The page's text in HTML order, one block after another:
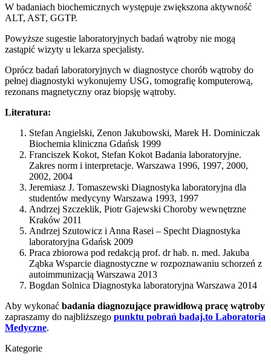
W badaniach biochemicznych występuje zwiększona aktywność
ALT, AST, GGTP.
Powyższe sugestie laboratoryjnych badań wątroby nie mogą
zastąpić wizyty u lekarza specjalisty.
Oprócz badań laboratoryjnych w diagnostyce chorób wątroby do
pełnej diagnostyki wykonujemy USG, tomografię komputerową,
rezonans magnetyczny oraz biopsję wątroby.
Literatura:
Stefan Angielski, Zenon Jakubowski, Marek H. Dominiczak
Biochemia kliniczna Gdańsk 1999
Franciszek Kokot, Stefan Kokot Badania laboratoryjne.
Zakres norm i interpretacje. Warszawa 1996, 1997, 2000,
2002, 2004
Jeremiasz J. Tomaszewski Diagnostyka laboratoryjna dla
studentów medycyny Warszawa 1993, 1997
Andrzej Szczeklik, Piotr Gajewski Choroby wewnętrzne
Kraków 2011
Andrzej Szutowicz i Anna Rasei – Specht Diagnostyka
laboratoryjna Gdańsk 2009
Praca zbiorowa pod redakcją prof. dr hab. n. med. Jakuba
Ząbka Wsparcie diagnostyczne w rozpoznawaniu schorzeń z
autoimmunizacją Warszawa 2013
Bogdan Solnica Diagnostyka laboratoryjna Warszawa 2014
Aby wykonać badania diagnozujące prawidłową pracę wątroby
zapraszamy do najbliższego punktu pobrań badaj.to Laboratoria
Medyczne.
Kategorie